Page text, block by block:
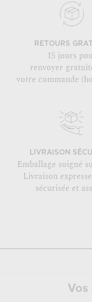
RETOURS
15 jours
renvoyer
votre commande
LIVRAISON
Emballage soigné
Livraison
sécurisée et
Vos